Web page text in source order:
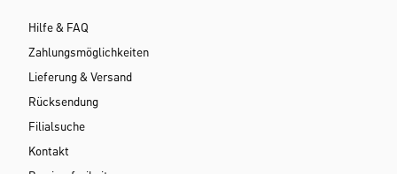
Hilfe & FAQ
Zahlungsmöglichkeiten
Lieferung & Versand
Rücksendung
Filialsuche
Kontakt